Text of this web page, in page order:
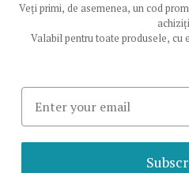
Veți primi, de asemenea, un cod
Valabil pentru toate produsele, cu